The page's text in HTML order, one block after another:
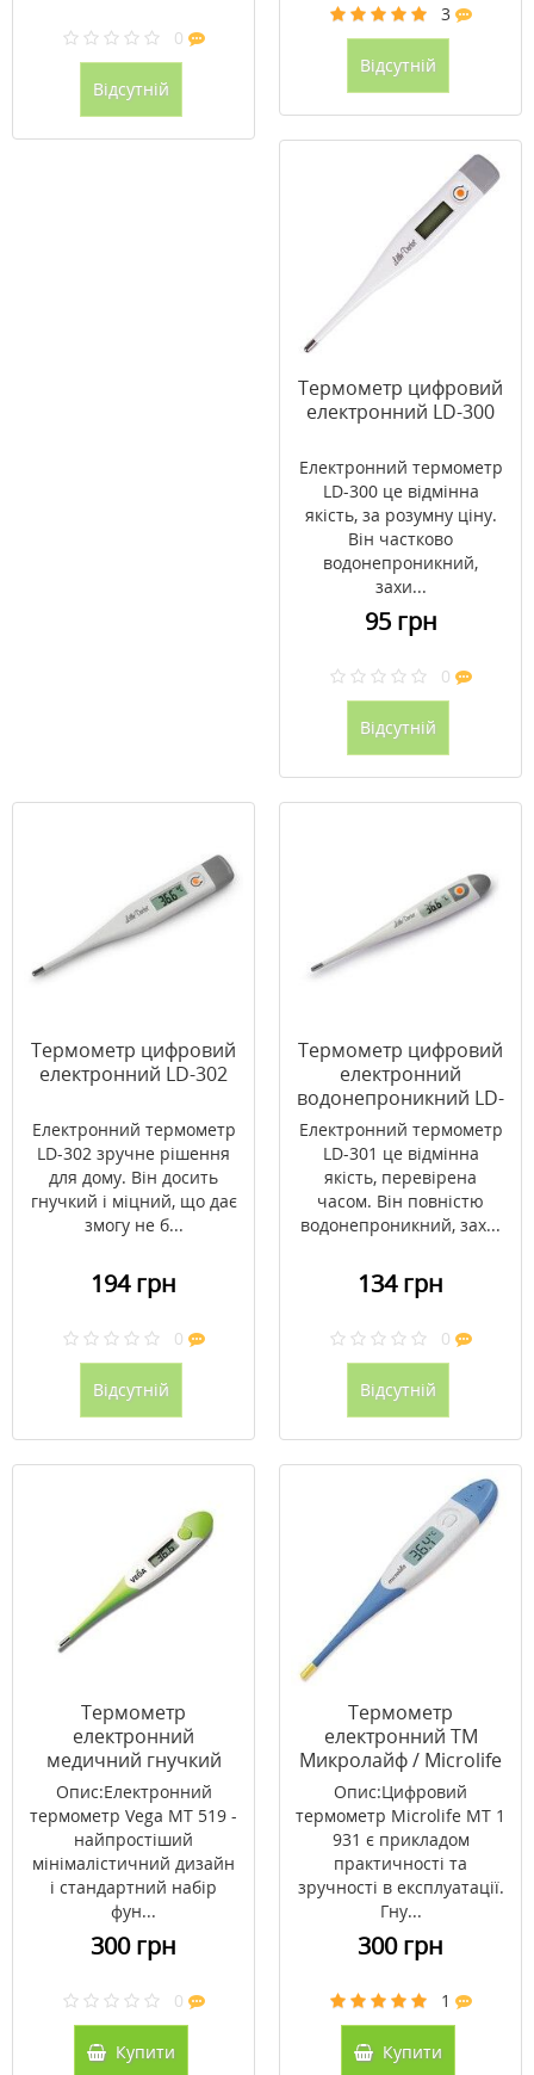
0
Відсутній
3
Відсутній
Термометр цифровий
електронний LD-300
Електронний термометр
LD-300 це відмінна
якість, за розумну ціну.
Він частково
водонепроникний,
захи...
95 грн
0
Відсутній
Термометр цифровий
електронний LD-302
Електронний термометр
LD-302 зручне рішення
для дому. Він досить
гнучкий і міцний, що дає
змогу не б...
194 грн
0
Відсутній
Термометр цифровий
електронний
водонепроникний LD-
301
Електронний термометр
LD-301 це відмінна
якість, перевірена
часом. Він повністю
водонепроникний, зах...
134 грн
0
Відсутній
Термометр
електронний
медичний гнучкий
Вега / Vega МТ 519
Опис:Електронний
термометр Vega MT 519 -
найпростіший
мінімалістичний дизайн
і стандартний набір
фун...
300 грн
0
Купити
Термометр
електронний ТМ
Микролайф / Microlife
МТ-1931
Опис:Цифровий
термометр Microlife МТ 1
931 є прикладом
практичності та
зручності в експлуатації.
Гну...
300 грн
1
Купити